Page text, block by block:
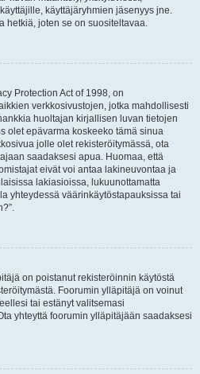
käyttäjäryhmien jäsenyys jne.
hetkiä, joten se on suositeltavaa.
Protection Act of 1998, on
verkkosivustojen, jotka mahdollisesti
huoltajan kirjallisen luvan tietojen
olet epävarma koskeeko tämä sinua
jolle olet rekisteröitymässä, ota
saadaksesi apua. Huomaa, että
eivät voi antaa lakineuvontaa ja
lakiasioissa, lukuunottamatta
yhteydessä väärinkäytöstapauksissa tai
on poistanut rekisteröinnin käytöstä
Foorumin ylläpitäjä on voinut
tai estänyt valitsemasi
yhteyttä foorumin ylläpitäjään saadaksesi